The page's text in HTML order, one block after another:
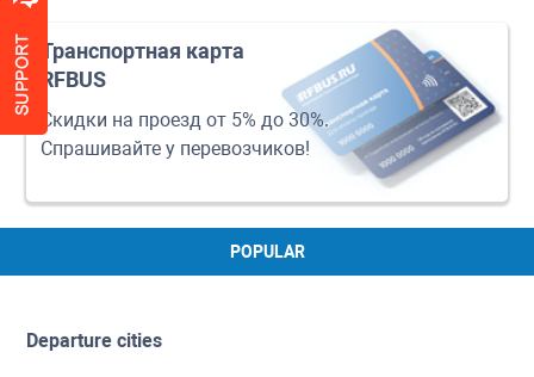
Транспортная карта
RFBUS
Скидки на проезд от 5% до 30%.
Спрашивайте у перевозчиков!
POPULAR
Departure cities